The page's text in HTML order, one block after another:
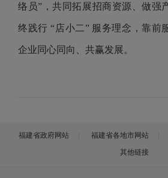
络员”，共同拓展招商资源、做强
终践行 “店小二” 服务理念，靠前
企业同心同向、共赢发展。
福建省政府网站 福建省各地市网站
其他链接